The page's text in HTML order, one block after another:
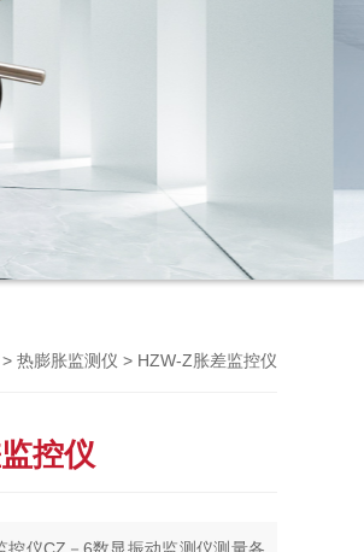
> 热膨胀监测仪 > HZW-Z胀差监控仪
控仪